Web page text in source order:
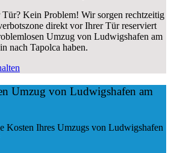
Kein Problem! Wir sorgen rechtzeitig
direkt vor Ihrer Tür reserviert
Umzug von Ludwigshafen am
nach Tapolca haben.
Umzug von Ludwigshafen am
Kosten Ihres Umzugs von Ludwigshafen